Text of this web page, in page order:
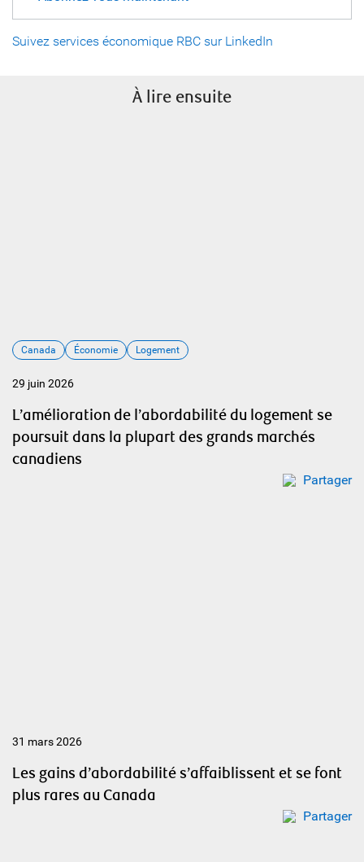
Suivez services économique RBC sur LinkedIn
À lire ensuite
Canada Économie Logement
29 juin 2026
L’amélioration de l’abordabilité du logement se
poursuit dans la plupart des grands marchés
canadiens
Partager
31 mars 2026
Les gains d’abordabilité s’affaiblissent et se font
plus rares au Canada
Partager